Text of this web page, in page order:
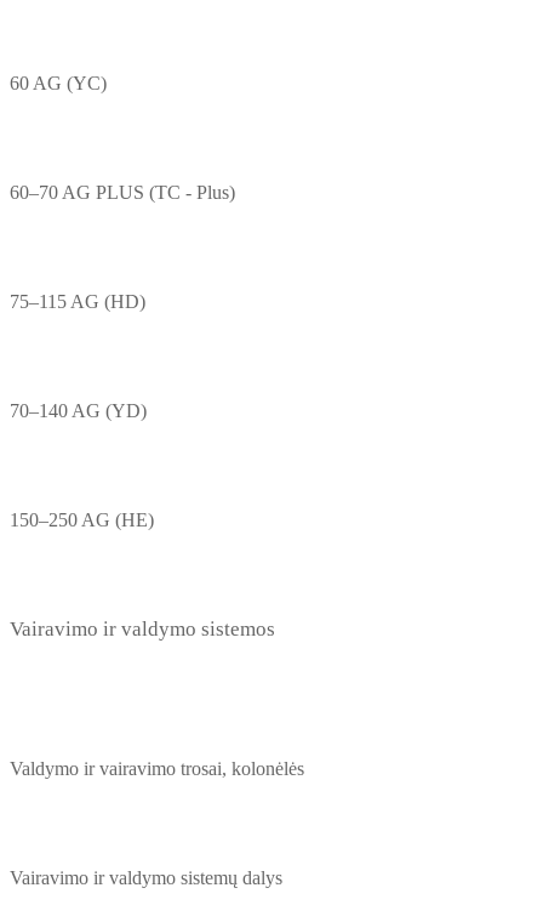
60 AG (YC)
60–70 AG PLUS (TC - Plus)
75–115 AG (HD)
70–140 AG (YD)
150–250 AG (HE)
Vairavimo ir valdymo sistemos
Valdymo ir vairavimo trosai, kolonėlės
Vairavimo ir valdymo sistemų dalys